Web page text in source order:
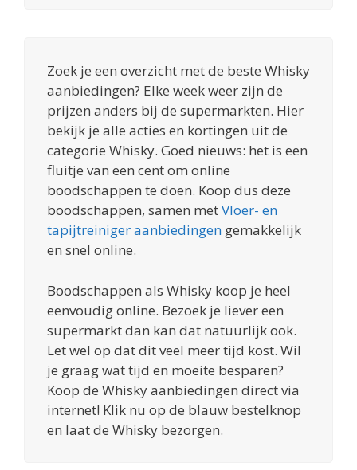
Zoek je een overzicht met de beste Whisky
aanbiedingen? Elke week weer zijn de
prijzen anders bij de supermarkten. Hier
bekijk je alle acties en kortingen uit de
categorie Whisky. Goed nieuws: het is een
fluitje van een cent om online
boodschappen te doen. Koop dus deze
boodschappen, samen metVloer- en
tapijtreiniger aanbiedingen gemakkelijk
en snel online.
Boodschappen als Whisky koop je heel
eenvoudig online. Bezoek je liever een
supermarkt dan kan dat natuurlijk ook.
Let wel op dat dit veel meer tijd kost. Wil
je graag wat tijd en moeite besparen?
Koop de Whisky aanbiedingen direct via
internet! Klik nu op de blauw bestelknop
en laat de Whisky bezorgen.